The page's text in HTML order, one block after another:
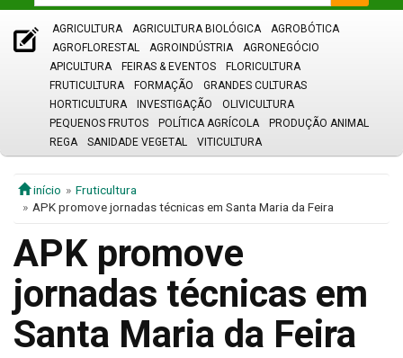
AGRICULTURA AGRICULTURA BIOLÓGICA
AGROBÓTICA
AGROFLORESTAL
AGROINDÚSTRIA
AGRONEGÓCIO
APICULTURA
FEIRAS & EVENTOS
FLORICULTURA
FRUTICULTURA
FORMAÇÃO
GRANDES CULTURAS
HORTICULTURA
INVESTIGAÇÃO
OLIVICULTURA
PEQUENOS FRUTOS
POLÍTICA AGRÍCOLA
PRODUÇÃO ANIMAL
REGA
SANIDADE VEGETAL VITICULTURA
início
Fruticultura
APK promove jornadas técnicas em Santa Maria da Feira
APK promove
jornadas técnicas em
Santa Maria da Feira